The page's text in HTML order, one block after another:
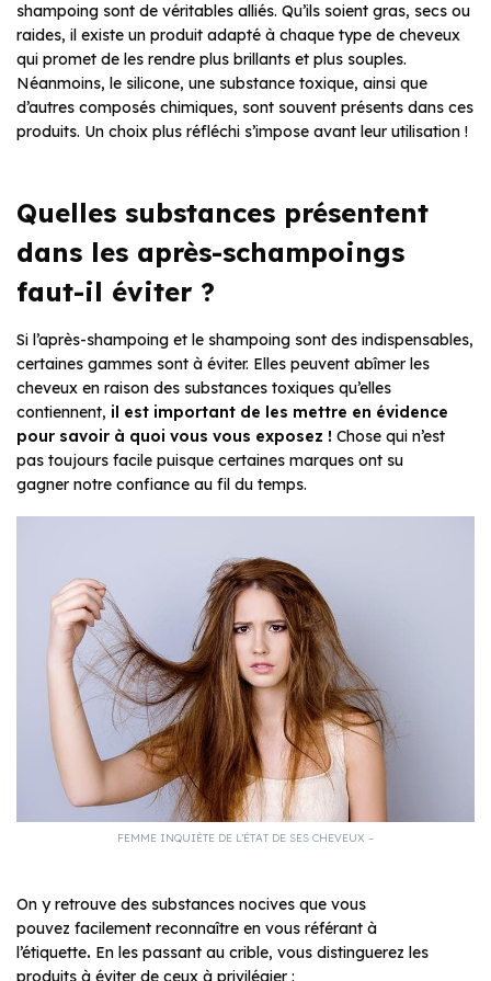
shampoing sont de véritables alliés. Qu’ils soient gras, secs ou
raides, il existe un produit adapté à chaque type de cheveux
qui promet de les rendre plus brillants et plus souples.
Néanmoins, le silicone, une substance toxique, ainsi que
d’autres composés chimiques, sont souvent présents dans ces
produits. Un choix plus réfléchi s’impose avant leur utilisation !
Quelles substances présentent
dans les après-schampoings
faut-il éviter ?
Si l’après-shampoing et le shampoing sont des indispensables,
certaines gammes sont à éviter. Elles peuvent abîmer les
cheveux en raison des substances toxiques qu’elles
contiennent, il est important de les mettre en évidence
pour savoir à quoi vous vous exposez ! Chose qui n’est
pas toujours facile puisque certaines marques ont su
gagner notre confiance au fil du temps.
FEMME INQUIÈTE DE L’ÉTAT DE SES CHEVEUX –
On y retrouve des substances nocives que vous
pouvez facilement reconnaître en vous référant à
l’étiquette. En les passant au crible, vous distinguerez les
produits à éviter de ceux à privilégier :